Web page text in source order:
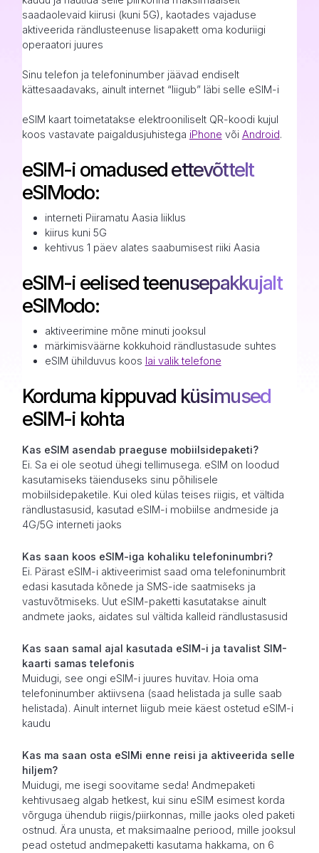
saadaolevaid kiirusi (kuni 5G), kaotades vajaduse
aktiveerida rändlusteenuse lisapakett oma koduriigi
operaatori juures
Sinu telefon ja telefoninumber jäävad endiselt
kättesaadavaks, ainult internet “liigub” läbi selle eSIM-i
eSIM kaart toimetatakse elektrooniliselt QR-koodi kujul
koos vastavate paigaldusjuhistega iPhone või Android.
eSIM-i omadused ettevõttelt
eSIModo:
interneti Piiramatu Aasia liiklus
kiirus kuni 5G
kehtivus 1 päev alates saabumisest riiki Aasia
eSIM-i eelised teenusepakkujalt
eSIModo:
aktiveerimine mõne minuti jooksul
märkimisväärne kokkuhoid rändlustasude suhtes
eSIM ühilduvus koos lai valik telefone
Korduma kippuvad küsimused
eSIM-i kohta
Kas eSIM asendab praeguse mobiilsidepaketi?
Ei. Sa ei ole seotud ühegi tellimusega. eSIM on loodud
kasutamiseks täienduseks sinu põhilisele
mobiilsidepaketile. Kui oled külas teises riigis, et vältida
rändlustasusid, kasutad eSIM-i mobiilse andmeside ja
4G/5G interneti jaoks
Kas saan koos eSIM-iga kohaliku telefoninumbri?
Ei. Pärast eSIM-i aktiveerimist saad oma telefoninumbrit
edasi kasutada kõnede ja SMS-ide saatmiseks ja
vastuvõtmiseks. Uut eSIM-paketti kasutatakse ainult
andmete jaoks, aidates sul vältida kalleid rändlustasusid
Kas saan samal ajal kasutada eSIM-i ja tavalist SIM-
kaarti samas telefonis
Muidugi, see ongi eSIM-i juures huvitav. Hoia oma
telefoninumber aktiivsena (saad helistada ja sulle saab
helistada). Ainult internet liigub meie käest ostetud eSIM-i
kaudu
Kas ma saan osta eSIMi enne reisi ja aktiveerida selle
hiljem?
Muidugi, me isegi soovitame seda! Andmepaketi
kehtivusaeg algab hetkest, kui sinu eSIM esimest korda
võrguga ühendub riigis/piirkonnas, mille jaoks oled paketi
ostnud. Ära unusta, et maksimaalne periood, mille jooksul
pead ostetud andmepaketti kasutama hakkama, on 6